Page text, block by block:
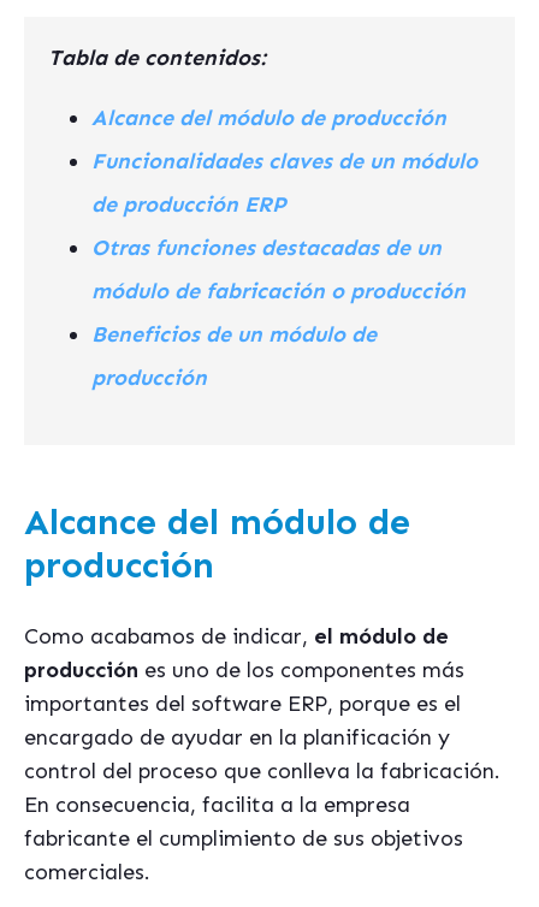
Tabla de contenidos:
Alcance del módulo de producción
Funcionalidades claves de un módulo
de producción ERP
Otras funciones destacadas de un
módulo de fabricación o producción
Beneficios de un módulo de
producción
Alcance del módulo de
producción
Como acabamos de indicar, el módulo de
producción es uno de los componentes más
importantes del software ERP, porque es el
encargado de ayudar en la planificación y
control del proceso que conlleva la fabricación.
En consecuencia, facilita a la empresa
fabricante el cumplimiento de sus objetivos
comerciales.